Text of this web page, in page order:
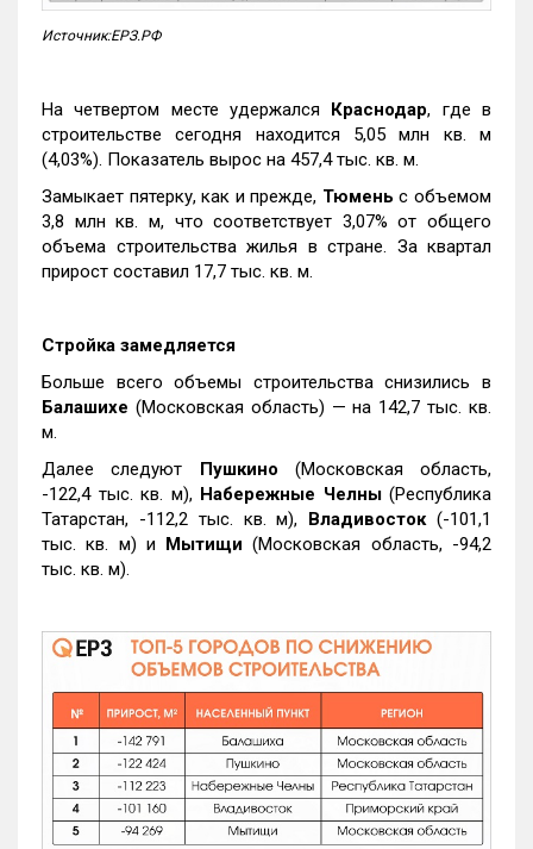
Источник:ЕРЗ.РФ
На четвертом месте удержался Краснодар, где в
строительстве сегодня находится 5,05 млн кв. м
(4,03%). Показатель вырос на 457,4 тыс. кв. м.
Замыкает пятерку, как и прежде, Тюмень с объемом
3,8 млн кв. м, что соответствует 3,07% от общего
объема строительства жилья в стране. За квартал
прирост составил 17,7 тыс. кв. м.
Стройка замедляется
Больше всего объемы строительства снизились в
Балашихе (Московская область) — на 142,7 тыс. кв.
м.
Далее следуют Пушкино (Московская область,
-122,4 тыс. кв. м), Набережные Челны(Республика
Татарстан, -112,2 тыс. кв. м), Владивосток(-101,1
тыс. кв. м) и Мытищи (Московская область, -94,2
тыс. кв. м).